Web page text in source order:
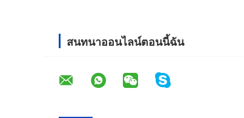
สนทนาออนไลน์ตอนนี้ฉัน